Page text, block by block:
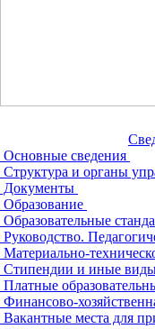
Основные сведения
Структура и органы
Документы
Образование
Образовательные
Руководство.
Материально-
Стипендии и иные
Платные
Финансово-
Вакантные места для